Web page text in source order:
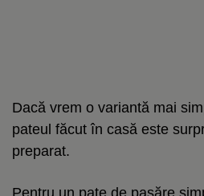
Dacă vrem o variantă mai
pateul făcut în casă este
preparat.